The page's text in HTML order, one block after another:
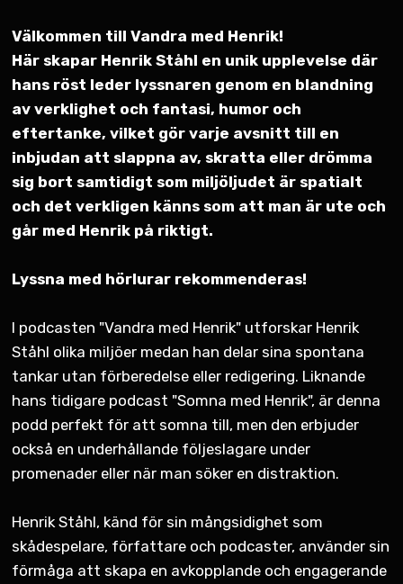
Välkommen till Vandra med Henrik!
Här skapar Henrik Ståhl en unik upplevelse där
hans röst leder lyssnaren genom en blandning
av verklighet och fantasi, humor och
eftertanke, vilket gör varje avsnitt till en
inbjudan att slappna av, skratta eller drömma
sig bort samtidigt som miljöljudet är spatialt
och det verkligen känns som att man är ute och
går med Henrik på riktigt.
Lyssna med hörlurar rekommenderas!
I podcasten "Vandra med Henrik" utforskar Henrik
Ståhl olika miljöer medan han delar sina spontana
tankar utan förberedelse eller redigering. Liknande
hans tidigare podcast "Somna med Henrik", är denna
podd perfekt för att somna till, men den erbjuder
också en underhållande följeslagare under
promenader eller när man söker en distraktion.
Henrik Ståhl, känd för sin mångsidighet som
skådespelare, författare och podcaster, använder sin
förmåga att skapa en avkopplande och engagerande